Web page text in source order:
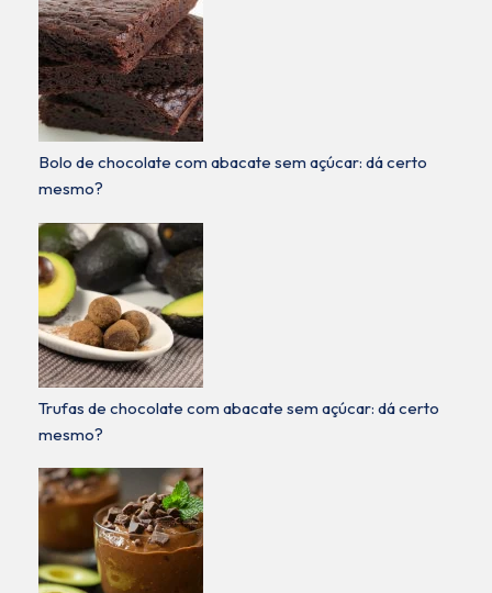
Bolo de chocolate com abacate sem açúcar: dá certo
mesmo?
Trufas de chocolate com abacate sem açúcar: dá certo
mesmo?